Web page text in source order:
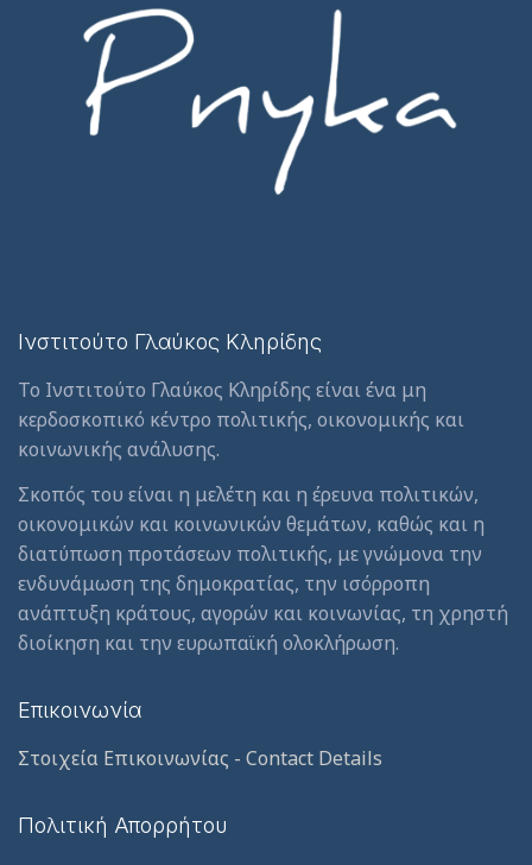
Ινστιτούτο Γλαύκος Κληρίδης
Το Ινστιτούτο Γλαύκος Κληρίδης είναι ένα μη
κερδοσκοπικό κέντρο πολιτικής, οικονομικής και
κοινωνικής ανάλυσης.
Σκοπός του είναι η μελέτη και η έρευνα πολιτικών,
οικονομικών και κοινωνικών θεμάτων, καθώς και η
διατύπωση προτάσεων πολιτικής, με γνώμονα την
ενδυνάμωση της δημοκρατίας, την ισόρροπη
ανάπτυξη κράτους, αγορών και κοινωνίας, τη χρηστή
διοίκηση και την ευρωπαϊκή ολοκλήρωση.
Επικοινωνία
Στοιχεία Επικοινωνίας - Contact Details
Πολιτική Απορρήτου